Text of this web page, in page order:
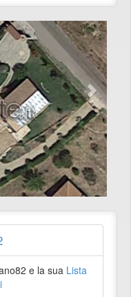
e la sua Lista